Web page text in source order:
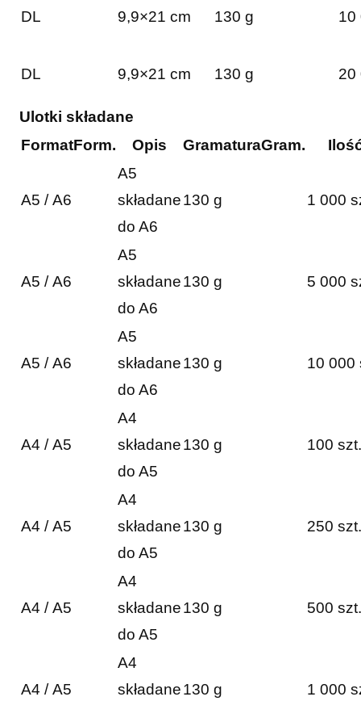
DL 9,9×21 cm 130 g 10
DL 9,9×21 cm 130 g 20
Ulotki składane
FormatForm. Opis GramaturaGram.
A5 / A6
A5
składane
do A6
130 g 1 000
A5 / A6
A5
składane
do A6
130 g 5 000
A5 / A6
A5
składane
do A6
130 g 10 000
A4 / A5
A4
składane
do A5
130 g 100 szt.
A4 / A5
A4
składane
do A5
130 g 250 szt.
A4 / A5
A4
składane
do A5
130 g 500 szt.
A4 / A5
A4
składane130 g 1 000